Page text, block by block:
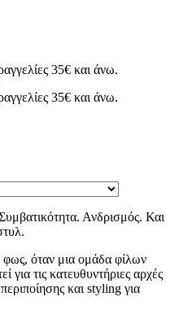
35€ και άνω.
35€ και άνω.
Ανδρισμός. Και
φως, όταν μια ομάδα φίλων
για τις κατευθυντήριες αρχές
και styling για